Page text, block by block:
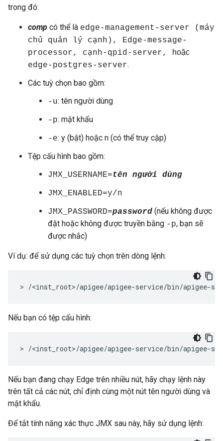
trong đó:
comp có thể là edge-management-server (máy
chủ quản lý cạnh), Edge-message-
processor, cạnh-qpid-server,
hoặc
edge-postgres-server.
Các tuỳ chọn bao gồm:
-u: tên người dùng
-p: mật khẩu
-e: y (bật) hoặc n (có thể truy cập)
Tệp cấu hình bao gồm:
JMX_USERNAME=tên người dùng
JMX_ENABLED=y/n
JMX_PASSWORD=password (nếu không được
đặt hoặc không được truyền bằng -p, bạn sẽ
được nhắc)
Ví dụ: để sử dụng các tuỳ chọn trên dòng lệnh:
> /<inst_root>/apigee/apigee-service/bin/apigee-
Nếu bạn có tệp cấu hình:
> /<inst_root>/apigee/apigee-service/bin/apigee-
Nếu bạn đang chạy Edge trên nhiều nút, hãy chạy lệnh này
trên tất cả các nút, chỉ định cùng một nút tên người dùng và
mật khẩu.
Để tắt tính năng xác thực JMX sau này, hãy sử dụng lệnh: